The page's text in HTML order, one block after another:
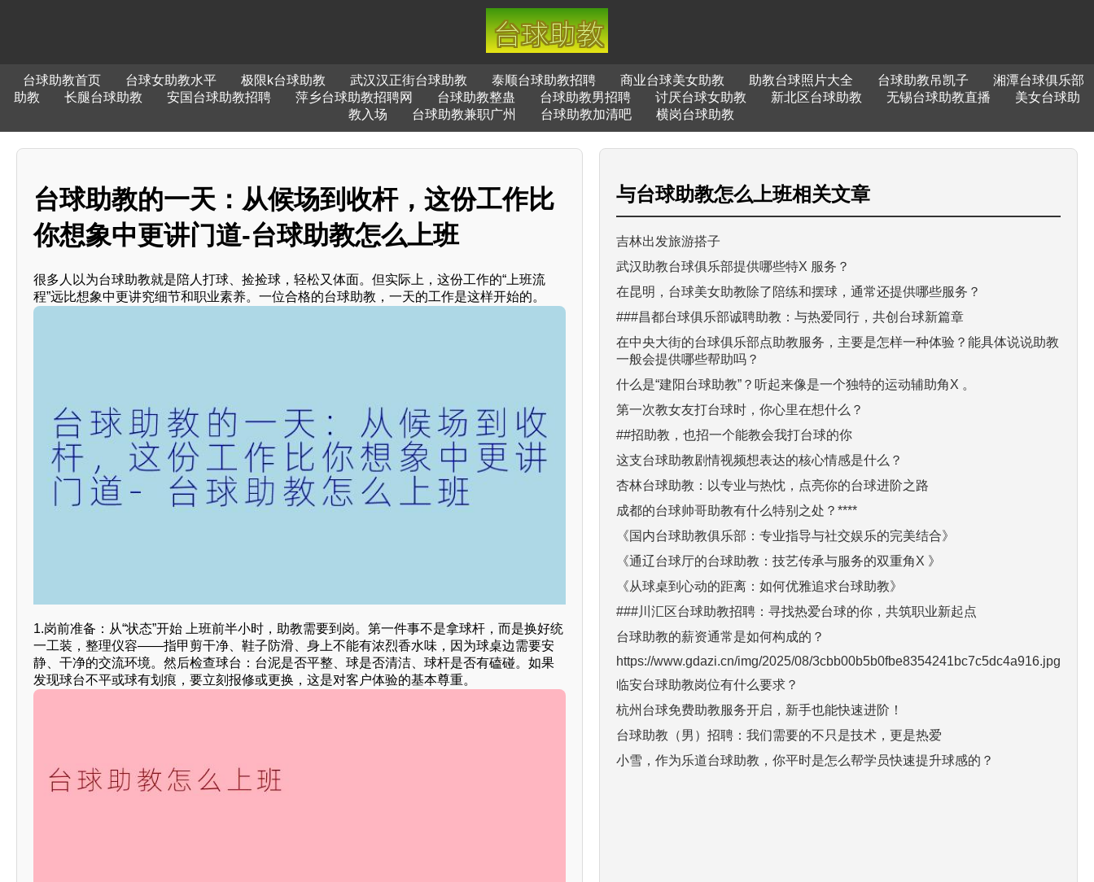
台球助教首页 台球女助教水平 极限k台球助教 武汉汉正街台球助教 泰顺台球助教招聘 商业台球美女助教 助教台球照片大全 台球助教吊凯子
湘潭台球俱乐部
助教
长腿台球助教 安国台球助教招聘 萍乡台球助教招聘网 台球助教整蛊 台球助教男招聘 讨厌台球女助教 新北区台球助教 无锡台球助教直播
美女台球助
教入场
台球助教兼职广州 台球助教加清吧 横岗台球助教
台球助教的一天：从候场到收杆，这份工作比
你想象中更讲门道-台球助教怎么上班
很多人以为台球助教就是陪人打球、捡捡球，轻松又体面。但实际上，这份工作的“上班流
程”远比想象中更讲究细节和职业素养。一位合格的台球助教，一天的工作是这样开始的。
1.岗前准备：从“状态”开始 上班前半小时，助教需要到岗。第一件事不是拿球杆，而是换好统
一工装，整理仪容——指甲剪干净、鞋子防滑、身上不能有浓烈香水味，因为球桌边需要安
静、干净的交流环境。然后检查球台：台泥是否平整、球是否清洁、球杆是否有磕碰。如果
发现球台不平或球有划痕，要立刻报修或更换，这是对客户体验的基本尊重。
与台球助教怎么上班相关文章
吉林出发旅游搭子
武汉助教台球俱乐部提供哪些特X 服务？
在昆明，台球美女助教除了陪练和摆球，通常还提供哪些服务？
###昌都台球俱乐部诚聘助教：与热爱同行，共创台球新篇章
在中央大街的台球俱乐部点助教服务，主要是怎样一种体验？能具体说说助教
一般会提供哪些帮助吗？
什么是“建阳台球助教”？听起来像是一个独特的运动辅助角X 。
第一次教女友打台球时，你心里在想什么？
##招助教，也招一个能教会我打台球的你
这支台球助教剧情视频想表达的核心情感是什么？
杏林台球助教：以专业与热忱，点亮你的台球进阶之路
成都的台球帅哥助教有什么特别之处？****
《国内台球助教俱乐部：专业指导与社交娱乐的完美结合》
《通辽台球厅的台球助教：技艺传承与服务的双重角X 》
《从球桌到心动的距离：如何优雅追求台球助教》
###川汇区台球助教招聘：寻找热爱台球的你，共筑职业新起点
台球助教的薪资通常是如何构成的？
https://www.gdazi.cn/img/2025/08/3cbb00b5b0fbe8354241bc7c5dc4a916.jpg
临安台球助教岗位有什么要求？
杭州台球免费助教服务开启，新手也能快速进阶！
台球助教（男）招聘：我们需要的不只是技术，更是热爱
小雪，作为乐道台球助教，你平时是怎么帮学员快速提升球感的？